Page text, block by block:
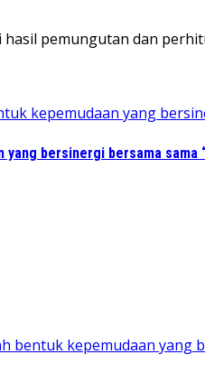
hasil pemungutan dan
bersinergi bersama sama